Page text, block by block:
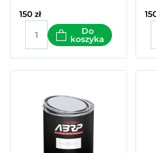
150 zł
Do
koszyka